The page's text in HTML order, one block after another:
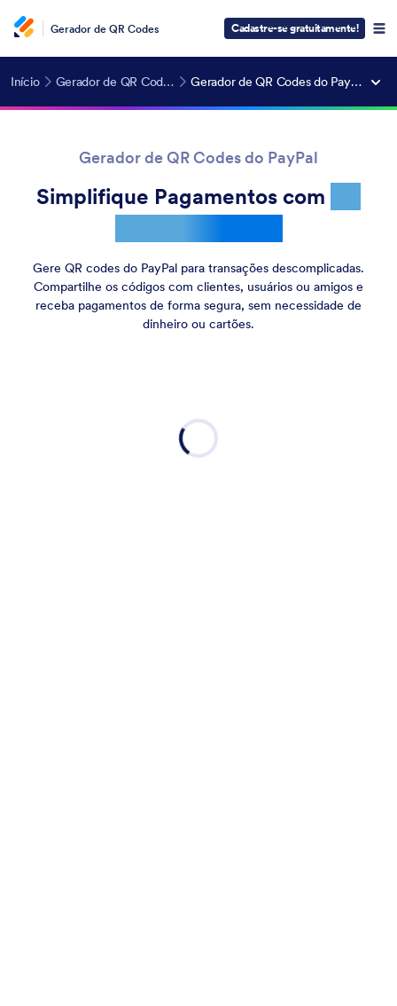
Gerador de QR Codes Cadastre-se gratuitamente!
Início Gerador de QR Codes Gerador de QR Codes do PayPal
Gerador de QR Codes do PayPal
Simplifique Pagamentos com
Gere QR codes do PayPal para transações descomplicadas.
Compartilhe os códigos com clientes, usuários ou amigos e
receba pagamentos de forma segura, sem necessidade de
dinheiro ou cartões.